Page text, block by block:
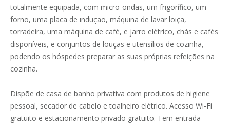
totalmente equipada, com micro-ondas, um frigorífico, um
forno, uma placa de indução, máquina de lavar loiça,
torradeira, uma máquina de café, e jarro elétrico, chás e cafés
disponíveis, e conjuntos de louças e utensílios de cozinha,
podendo os hóspedes preparar as suas próprias refeições na
cozinha.
Dispõe de casa de banho privativa com produtos de higiene
pessoal, secador de cabelo e toalheiro elétrico. Acesso Wi-Fi
gratuito e estacionamento privado gratuito. Tem entrada